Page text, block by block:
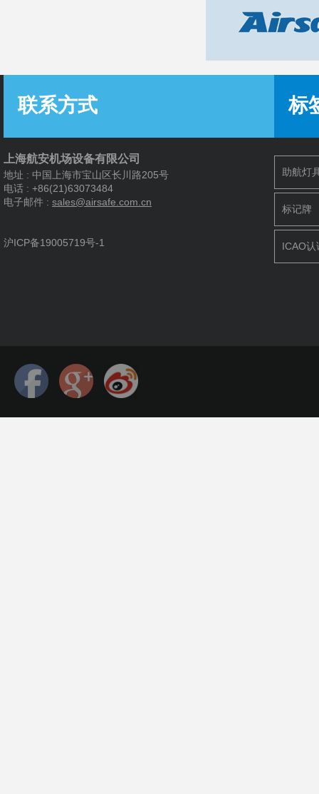
联系方式
上海航安机场设备有限公司
地址 : 中国上海市宝山区长川路205号
电话 : +86(21)63073484
电子邮件 : sales@airsafe.com.cn
沪ICP备19005719号-1
标
助航灯
标记牌
ICAO认